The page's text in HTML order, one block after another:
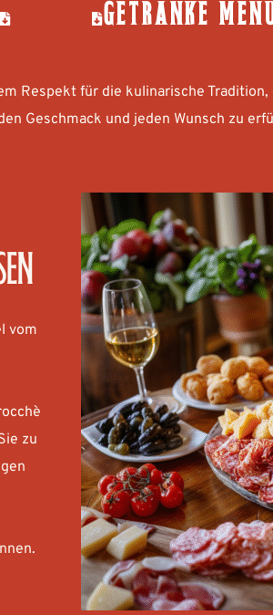
GETRÄNKE
Respekt für die kulinarische
Geschmack und jeden Wunsch zu
vom
zu